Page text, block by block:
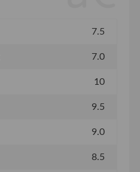
7.5
7.0
10
9.5
9.0
8.5